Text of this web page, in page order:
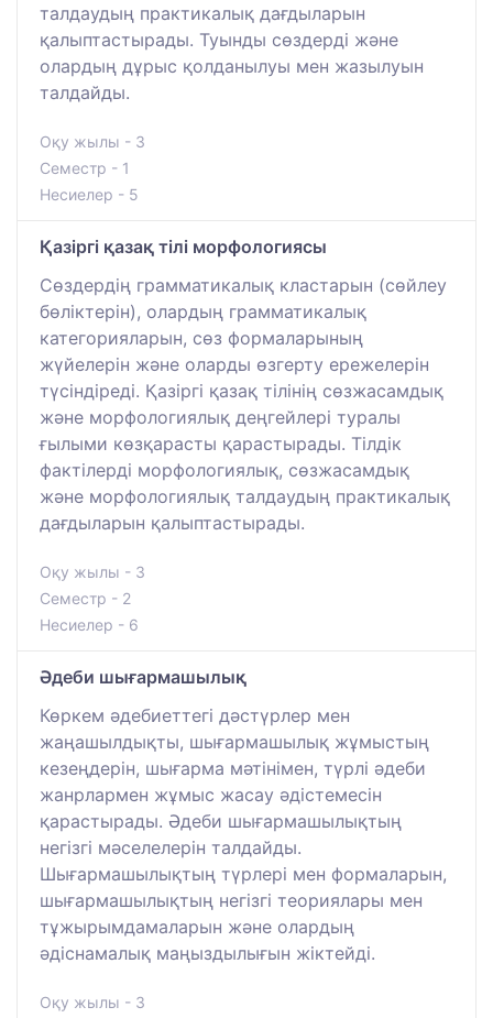
талдаудың практикалық дағдыларын
қалыптастырады. Туынды сөздерді және
олардың дұрыс қолданылуы мен жазылуын
талдайды.
Оқу жылы - 3
Семестр - 1
Несиелер - 5
Қазіргі қазақ тілі морфологиясы
Сөздердің грамматикалық кластарын (сөйлеу
бөліктерін), олардың грамматикалық
категорияларын, сөз формаларының
жүйелерін және оларды өзгерту ережелерін
түсіндіреді. Қазіргі қазақ тілінің сөзжасамдық
және морфологиялық деңгейлері туралы
ғылыми көзқарасты қарастырады. Тілдік
фактілерді морфологиялық, сөзжасамдық
және морфологиялық талдаудың практикалық
дағдыларын қалыптастырады.
Оқу жылы - 3
Семестр - 2
Несиелер - 6
Әдеби шығармашылық
Көркем әдебиеттегі дәстүрлер мен
жаңашылдықты, шығармашылық жұмыстың
кезеңдерін, шығарма мәтінімен, түрлі әдеби
жанрлармен жұмыс жасау әдістемесін
қарастырады. Әдеби шығармашылықтың
негізгі мәселелерін талдайды.
Шығармашылықтың түрлері мен формаларын,
шығармашылықтың негізгі теориялары мен
тұжырымдамаларын және олардың
әдіснамалық маңыздылығын жіктейді.
Оқу жылы - 3